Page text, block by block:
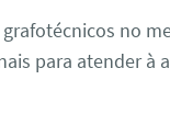
no
para atender à